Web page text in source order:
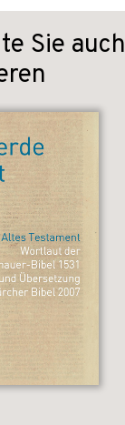
Sie auch